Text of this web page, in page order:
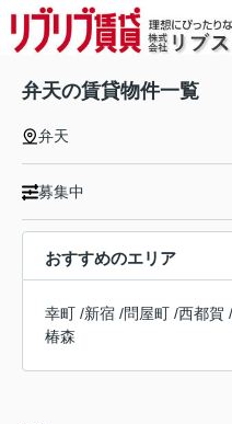
弁天の賃貸物件一覧
弁天
募集中
おすすめのエリア
幸町 /新宿 /問屋町 /西都賀 /
椿森